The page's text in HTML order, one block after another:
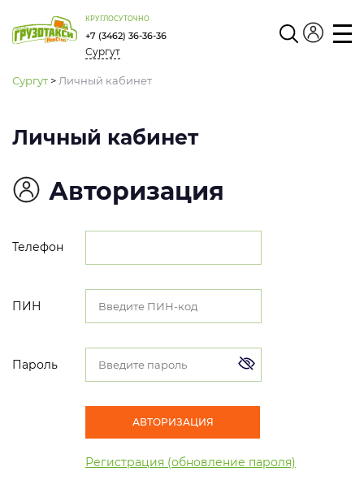
Сургут
КРУГЛОСУТОЧНО
+7 (3462) 36-36-36
Сургут > Личный кабинет
Личный кабинет
Авторизация
Телефон
ПИН
Пароль
АВТОРИЗАЦИЯ
Регистрация (обновление пароля)